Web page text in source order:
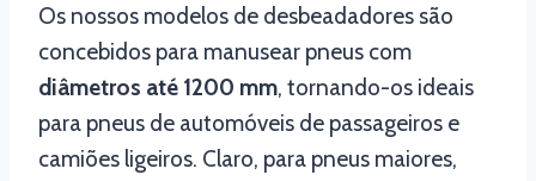
Os nossos modelos de desbeadadores são
concebidos para manusear pneus com
diâmetros até 1200 mm, tornando-os ideais
para pneus de automóveis de passageiros e
camiões ligeiros. Claro, para pneus maiores,